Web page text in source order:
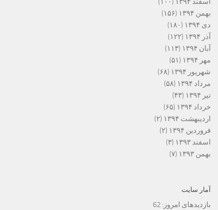
بهمن ۱۳۹۴
(۱۵۶)
دی ۱۳۹۴
(۱۸۰)
آذر ۱۳۹۴
(۱۲۲)
آبان ۱۳۹۴
(۱۱۳)
مهر ۱۳۹۴
(۵۱)
شهریور ۱۳۹۴
(۶۸)
مرداد ۱۳۹۴
(۵۸)
تیر ۱۳۹۴
(۴۳)
خرداد ۱۳۹۴
(۶۵)
اردیبهشت ۱۳۹۴
(۲)
فروردین ۱۳۹۴
(۲)
اسفند ۱۳۹۳
(۳)
بهمن ۱۳۹۳
(۷)
آمار سایت
بازدیدهای امروز: 62